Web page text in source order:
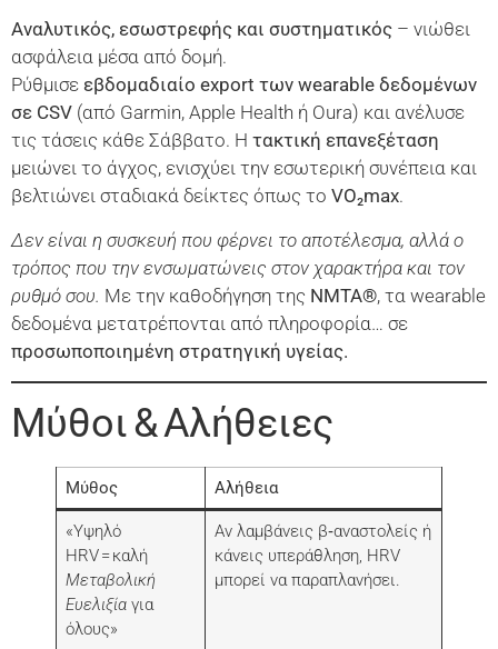
Αναλυτικός, εσωστρεφής και συστηματικός – νιώθει
ασφάλεια μέσα από δομή.
Ρύθμισε εβδομαδιαίο export των wearable δεδομένων
σε CSV (από Garmin, Apple Health ή Oura) και ανέλυσε
τις τάσεις κάθε Σάββατο. Η τακτική επανεξέταση
μειώνει το άγχος, ενισχύει την εσωτερική συνέπεια και
βελτιώνει σταδιακά δείκτες όπως το VO₂max.
Δεν είναι η συσκευή που φέρνει το αποτέλεσμα, αλλά ο
τρόπος που την ενσωματώνεις στον χαρακτήρα και τον
ρυθμό σου. Με την καθοδήγηση της NMTA®, τα wearable
δεδομένα μετατρέπονται από πληροφορία… σε
προσωποποιημένη στρατηγική υγείας.
Μύθοι & Αλήθειες
Μύθος Αλήθεια
«Υψηλό
HRV = καλή
Μεταβολική
Ευελιξίαγια
όλους»
Αν λαμβάνεις β‑αναστολείς ή
κάνεις υπεράθληση, HRV
μπορεί να παραπλανήσει.